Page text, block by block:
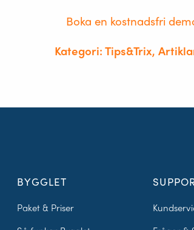
Boka en kostnadsfri
Kategori: Tips&Trix,
BYGGLET
Paket & Priser